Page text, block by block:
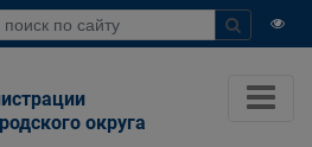
округа